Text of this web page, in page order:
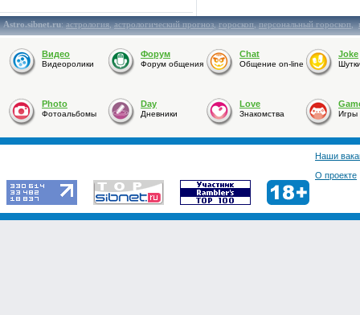
Astro.sibnet.ru:астрология,астрологический прогноз,гороскоп,персональный гороскоп,
Видео
Видеоролики
Форум
Форум общения
Chat
Общение on-line
Joke
Photo
Фотоальбомы
Day
Дневники
Love
Знакомства Игры
Наши
О проекте